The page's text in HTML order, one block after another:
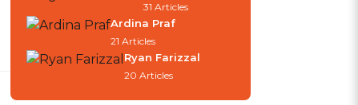
31 Articles
Ardina Praf
21 Articles
Ryan Farizzal
20 Articles